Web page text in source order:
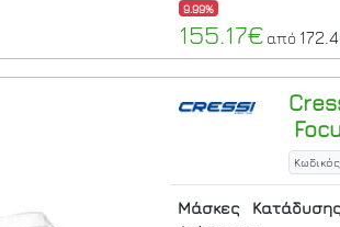
9.99%
155.17€ από
Μάσκες Κατάδυσης